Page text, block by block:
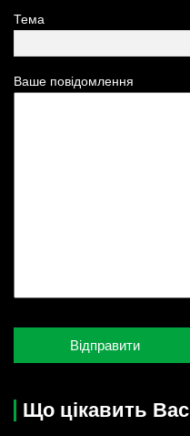
Тема
Ваше повідомлення
Що цікавить Вас